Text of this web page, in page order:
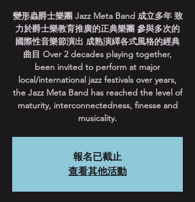
變形蟲爵士樂團 Jazz Meta Band 成立多年 致
力於爵士樂教育推廣的正典樂團 參與多次的
國際性音樂節演出 成熟演繹各式風格的經典
曲目 Over 2 decades playing together,
been invited to perform at major
local/international jazz festivals over years,
the Jazz Meta Band has reached the level of
maturity, interconnectedness, finesse and
musicality.
報名已截止
查看其他活動